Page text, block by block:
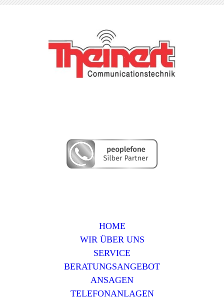
HOME
WIR ÜBER UNS
SERVICE
BERATUNGSANGEBOT
ANSAGEN
TELEFONANLAGEN